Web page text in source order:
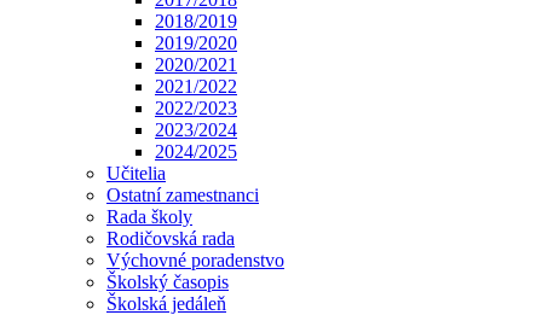
2018/2019
2019/2020
2020/2021
2021/2022
2022/2023
2023/2024
2024/2025
Učitelia
Ostatní zamestnanci
Rada školy
Rodičovská rada
Výchovné poradenstvo
Školský časopis
Školská jedáleň